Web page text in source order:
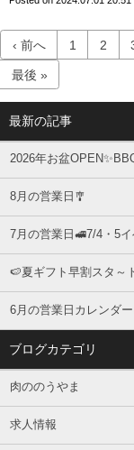
‹ 前へ 1 2
最後 »
最新の記事
2026年お盆
8月の営業日🎐
7月の営業日🚅7/4・5
🍉夏ギフト早割スタ～
6月の営業日カレンダ
ブログカテゴリ
肉ののうやま
求人情報